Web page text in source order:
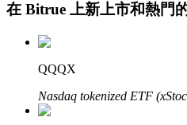
享受活期理財及長期收益
在 Bitrue 上新上市和熱門
QQQX
Nasdaq tokenized ETF